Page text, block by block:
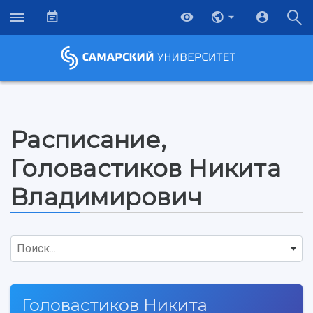
Расписание,
Головастиков Никита
Владимирович
Поиск...
Головастиков Никита